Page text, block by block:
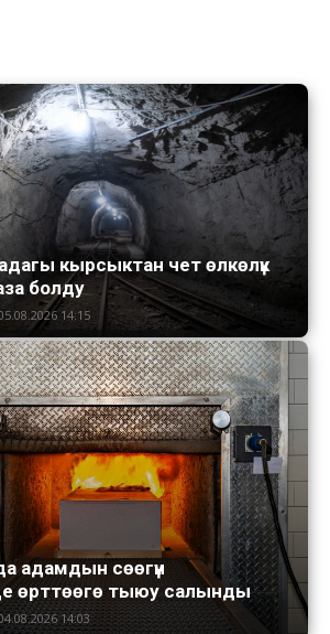
кырсыктан чет өлкөлүк
болду
14:15
адамдын сөөгүн
өрттөөгө тыюу салынды
14:03